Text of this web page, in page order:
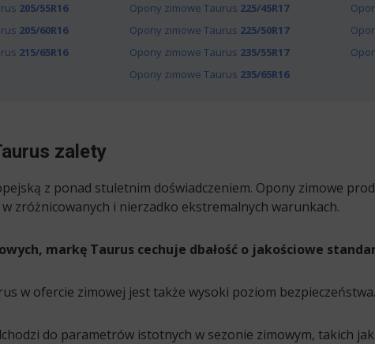
205/55R16 Opony zimowe Taurus 225/45R17
205/60R16 Opony zimowe Taurus 225/50R17
215/65R16 Opony zimowe Taurus 235/55R17
Opony zimowe Taurus 235/65R16
zalety
z ponad stuletnim doświadczeniem. Opony zimowe
zróżnicowanych i nierzadko ekstremalnych warunkach.
markę Taurus cechuje dbałość o jakościowe
w ofercie zimowej jest także wysoki poziom bezpieczeństwa.
do parametrów istotnych w sezonie zimowym, takich